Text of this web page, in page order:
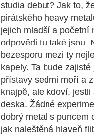
studia debut? Jak to,
pirátského heavy
jejich mladší a početní
odpovědi tu také jsou.
bezesporu mezi ty
kapely. Ta bude
přístavy sedmi moří a
knajpě, ale kdoví,
deska. Žádné
dobrý metal s puncem
jak naleštěná hlaveň